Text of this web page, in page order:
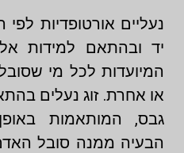
נעליים אורטופדיות
יד ובהתאם למידות
המיועדות לכל מי
או אחרת. זוג נעלים
גבס, המותאמות
הבעיה ממנה סובל